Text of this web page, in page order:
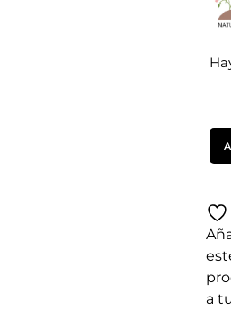
a